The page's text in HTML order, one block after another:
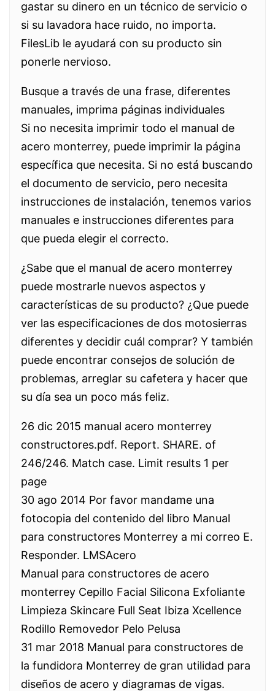
gastar su dinero en un técnico de servicio o
si su lavadora hace ruido, no importa.
FilesLib le ayudará con su producto sin
ponerle nervioso.
Busque a través de una frase, diferentes
manuales, imprima páginas individuales
Si no necesita imprimir todo el manual de
acero monterrey, puede imprimir la página
específica que necesita. Si no está buscando
el documento de servicio, pero necesita
instrucciones de instalación, tenemos varios
manuales e instrucciones diferentes para
que pueda elegir el correcto.
¿Sabe que el manual de acero monterrey
puede mostrarle nuevos aspectos y
características de su producto? ¿Que puede
ver las especificaciones de dos motosierras
diferentes y decidir cuál comprar? Y también
puede encontrar consejos de solución de
problemas, arreglar su cafetera y hacer que
su día sea un poco más feliz.
26 dic 2015 manual acero monterrey
constructores.pdf. Report. SHARE. of
246/246. Match case. Limit results 1 per
page
30 ago 2014 Por favor mandame una
fotocopia del contenido del libro Manual
para constructores Monterrey a mi correo E.
Responder. LMSAcero
Manual para constructores de acero
monterrey Cepillo Facial Silicona Exfoliante
Limpieza Skincare Full Seat Ibiza Xcellence
Rodillo Removedor Pelo Pelusa
31 mar 2018 Manual para constructores de
la fundidora Monterrey de gran utilidad para
diseños de acero y diagramas de vigas.